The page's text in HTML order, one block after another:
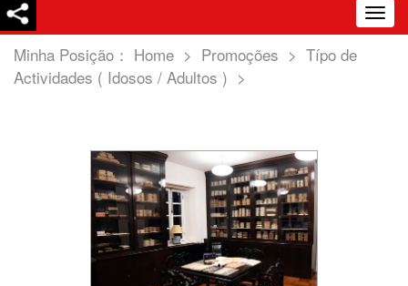
Minha Posição： Home > Promoções > Típo de
Actividades ( Idosos / Adultos ) >